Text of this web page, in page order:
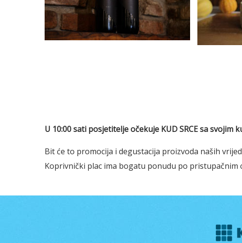
U 10:00 sati posjetitelje očekuje KUD SRCE sa
Bit će to promocija i degustacija proizvoda naših
Koprivnički plac ima bogatu ponudu po pristupačnim